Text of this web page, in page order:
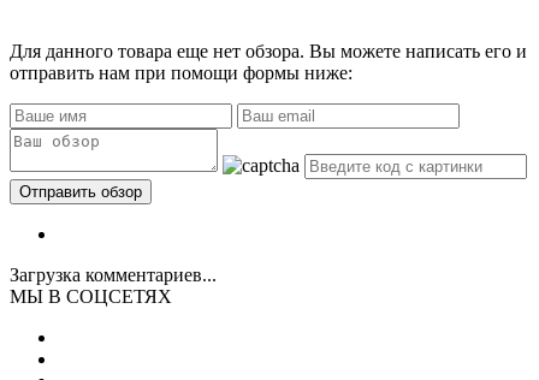
Для данного товара еще нет обзора. Вы можете написать его и
отправить нам при помощи формы ниже:
Загрузка комментариев...
МЫ В СОЦСЕТЯХ